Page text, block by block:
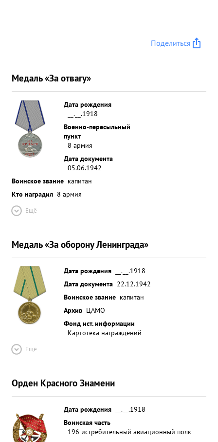
Поделиться
Медаль «За отвагу»
Дата рождения
__.__.1918
Военно-пересыльный
пункт
8 армия
Дата документа
05.06.1942
Воинское звание капитан
Кто наградил 8 армия
Ещё
Медаль «За оборону Ленинграда»
Дата рождения
__.__.1918
Дата документа 22.12.1942
Воинское звание капитан
Архив ЦАМО
Фонд ист. информации
Картотека награждений
Ещё
Орден Красного Знамени
Дата рождения
__.__.1918
Воинская часть
196 истребительный авиационный полк